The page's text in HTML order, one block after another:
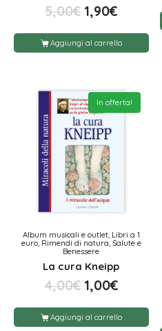
5,00€ 1,90€
Aggiungi al carrello
In offerta!
Album musicali e outlet, Libri a 1
euro, Rimendi di natura, Salute e
Benessere
La cura Kneipp
4,00€ 1,00€
Aggiungi al carrello